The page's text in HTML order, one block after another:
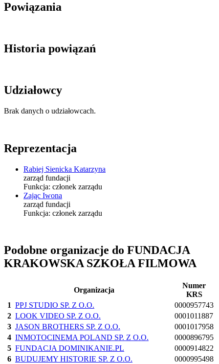
Powiązania
Historia powiązań
Udziałowcy
Brak danych o udziałowcach.
Reprezentacja
Rabiej Sienicka Katarzyna
zarząd fundacji
Funkcja: członek zarządu
Zając Iwona
zarząd fundacji
Funkcja: członek zarządu
Podobne organizacje do FUNDACJA
KRAKOWSKA SZKOŁA FILMOWA
Organizacja
Numer
KRS
1 PPJ STUDIO SP. Z O.O.
0000957743
2 LOOK VIDEO SP. Z O.O.
0001011887
3 JASON BROTHERS SP. Z O.O.
0001017958
4 INMOTOCINEMA POLAND SP. Z O.O.
0000896795
5 FUNDACJA DOMINIKANIE.PL
0000914822
6 BUDUJEMY HISTORIE SP. Z O.O.
0000995498